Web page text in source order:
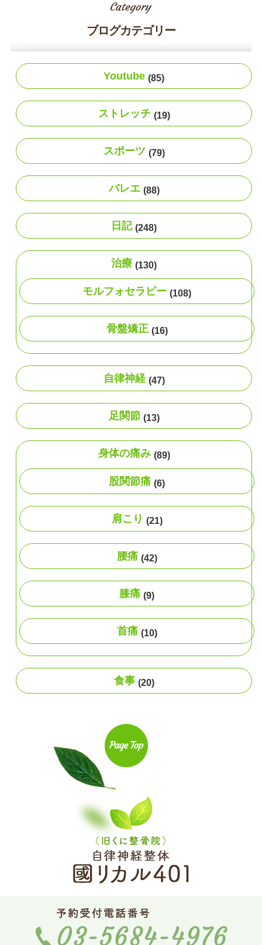
ブログカテゴリー
Youtube (85)
ストレッチ (19)
スポーツ (79)
バレエ (88)
日記 (248)
治療 (130)
モルフォセラピー (108)
骨盤矯正 (16)
自律神経 (47)
足関節 (13)
身体の痛み (89)
股関節痛 (6)
肩こり (21)
腰痛 (42)
膝痛 (9)
首痛 (10)
食事 (20)